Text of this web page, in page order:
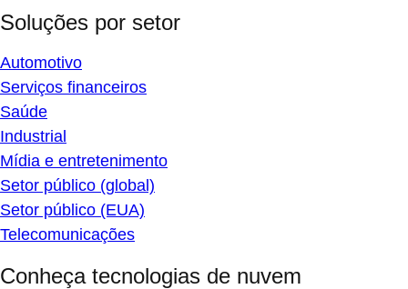
Soluções por setor
Automotivo
Serviços financeiros
Saúde
Industrial
Mídia e entretenimento
Setor público (global)
Setor público (EUA)
Telecomunicações
Conheça tecnologias de nuvem